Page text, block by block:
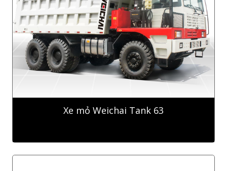
Xe mỏ Weichai Tank 63